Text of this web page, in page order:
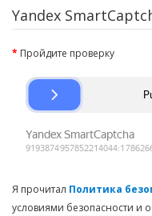
Yandex
Пройдите проверку
Я прочитал Политика
условиями безопасности и